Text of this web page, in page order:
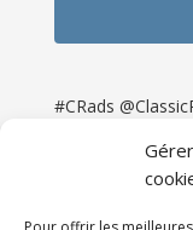
#CRads